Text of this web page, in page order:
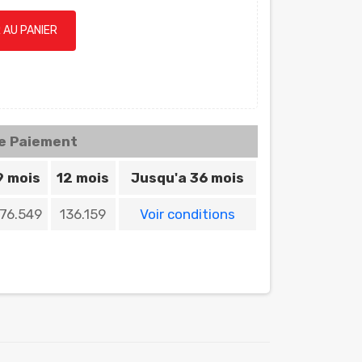
PANIER
Paiement
mois 12 mois Jusqu'a 36 mois
136.159 Voir conditions